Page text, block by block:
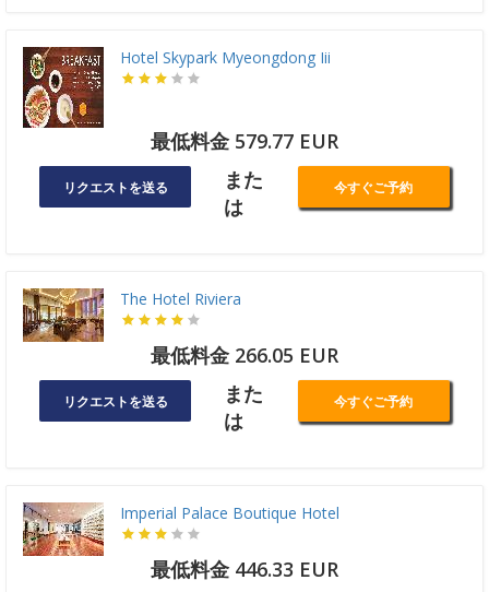
Hotel Skypark Myeongdong Iii
最低料金 579.77 EUR
リクエストを送る
また
は
今すぐご予約
The Hotel Riviera
最低料金 266.05 EUR
リクエストを送る
また
は
今すぐご予約
Imperial Palace Boutique Hotel
最低料金 446.33 EUR